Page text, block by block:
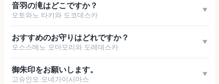
音羽の滝はどこですか？
오토와노 타키와 도코데스카
▼
おすすめのお守りはどれですか？
오스스메노 오마모리와 도레데스카
▼
御朱印をお願いします。
고슈인오 오네가이시마스
▼